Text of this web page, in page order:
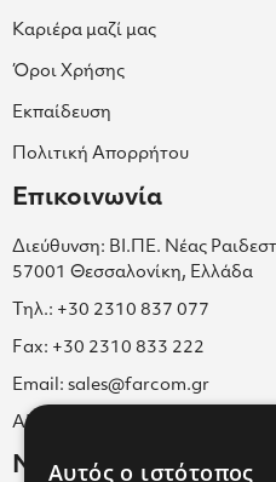
Καριέρα μαζί μας
Όροι Χρήσης
Εκπαίδευση
Πολιτική Απορρήτου
Επικοινωνία
Διεύθυνση: ΒΙ.ΠΕ. Νέας
57001 Θεσσαλονίκη, Ελλάδα
Τηλ.: +30 2310 837 077
Fax: +30 2310 833 222
Email: sales@farcom.gr
ΑΡ.Γ.Ε.ΜΗ. 038365205000
Newsletter
Αυτός ο ιστότοπος